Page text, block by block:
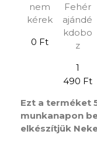
nem
kérek
0 Ft
Fehér
ajándé
kdobo
z
1
490 Ft
Ezt a terméket
munkanapon
elkészítjük